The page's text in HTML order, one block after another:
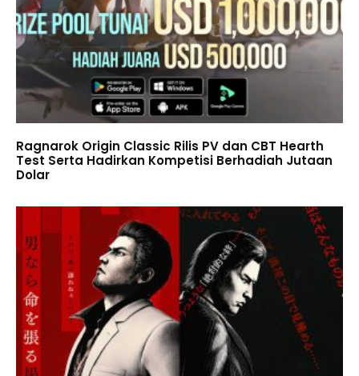
Ragnarok Origin Classic Rilis PV dan CBT Hearth
Test Serta Hadirkan Kompetisi Berhadiah Jutaan
Dolar